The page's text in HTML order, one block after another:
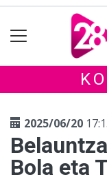
2025/06/20
Bola eta